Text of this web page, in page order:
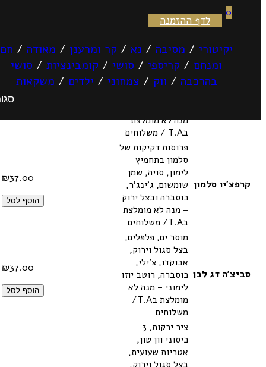
ארכיון סושי בהרכבה — sushimoto
0
לדף ההזמנה
יקיטורי / מסיבה / נא / קר ומרענן / מאודה / חם
ומנחם / קריספי / סושי / קומבינציות / סושי
בהרכבה / ווק / צמחוני / ילדים / משקאות טרטר טונה
קוביות טונה אדומה
בתיבול עדין,
אבוקדו, בצל ירוק,
צ'ילי וליים מוגש
מנה לא מומלצת
בT.A / משלוחים
42.00
הוסף לסל
קרפצ'יו סלמון
פרוסות דקיקות של
סלמון בתחמיץ
לימון, סויה, שמן
שומשום, ג'ינג'ר,
כוסברה ובצל ירוק
– מנה לא מומלצת
בT.A/ משלוחים
₪37.00
הוסף לסל
סביצ'ה דג לבן
מוסר ים, פלפלים,
בצל סגול וירוק,
אבוקדו, צ'ילי,
כוסברה, רוטב יוזו
לימוני – מנה לא
מומלצת בT.A/
משלוחים
₪37.00
הוסף לסל
ציר ירקות, 3
כיסוני וון טון,
אטריות שעועית,
בצל סגול וירוק,